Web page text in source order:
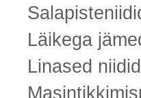
Läikega
Linased niidid